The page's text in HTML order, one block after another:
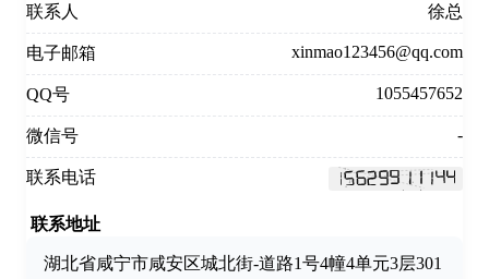
联系人
徐总
电子邮箱 xinmao123456@qq.com
QQ号 1055457652
微信号 -
联系电话
联系地址
湖北省咸宁市咸安区城北街-道路1号4幢4单元3层301